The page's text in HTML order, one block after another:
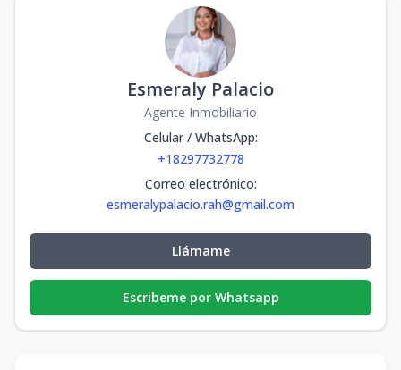
Esmeraly Palacio
Agente Inmobiliario
Celular / WhatsApp:
+18297732778
Correo electrónico:
esmeralypalacio.rah@gmail.com
Llámame
Escribeme por Whatsapp